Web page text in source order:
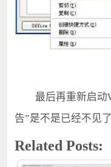
最后再重新启动
告”是不是已经不见
Related Posts: